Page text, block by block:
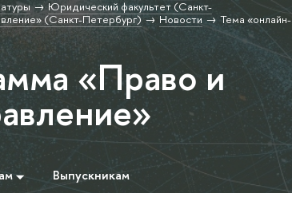
Юридический факультет (Санкт-
(Санкт-Петербург) Новости
Тема «онлайн-
«Право и
Выпускникам